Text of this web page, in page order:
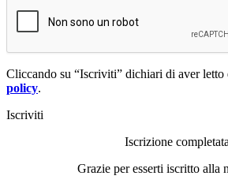
Cliccando su “Iscriviti” dichiari di aver letto
policy.
Iscriviti
Iscrizione completata
Grazie per esserti iscritto alla